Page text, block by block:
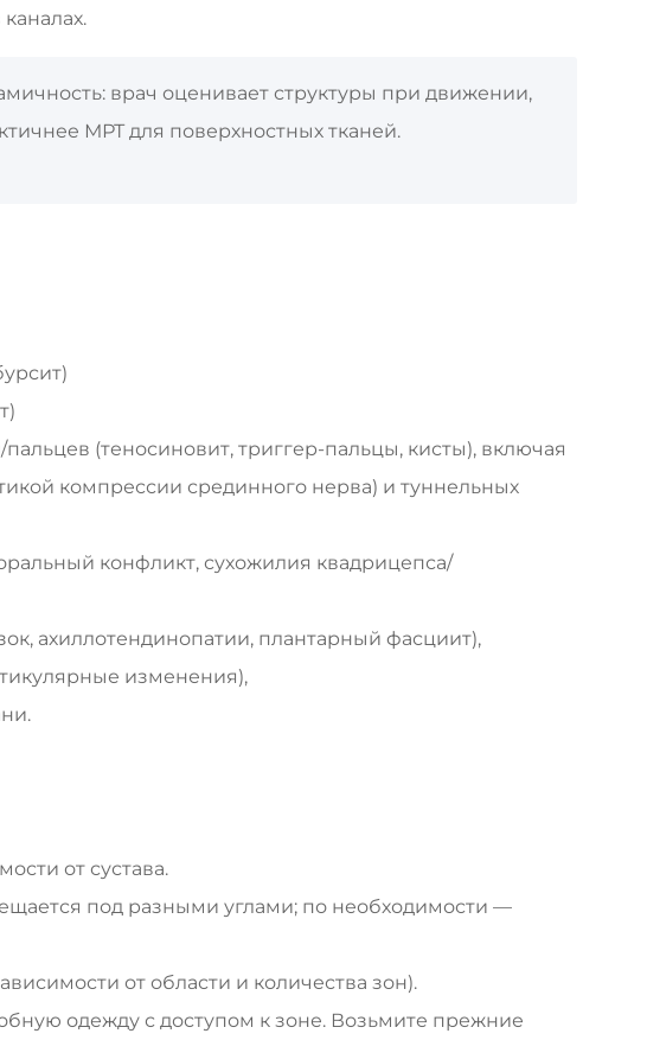
врач оценивает структуры при движении,
МРТ для поверхностных тканей.
(теносиновит, триггер-пальцы, кисты), включая
компрессии срединного нерва) и туннельных
конфликт, сухожилия квадрицепса/
ахиллотендинопатии, плантарный фасциит),
изменения),
от сустава.
под разными углами; по необходимости —
от области и количества зон).
одежду с доступом к зоне. Возьмите прежние